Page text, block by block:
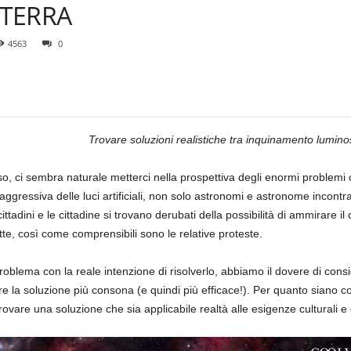
4563 0
Trovare soluzioni realistiche tra inquinamento
ci sembra naturale metterci nella prospettiva degli enormi
delle luci artificiali, non solo astronomi e astronome
e le cittadine si trovano derubati della possibilità di ammirare il
così come comprensibili sono le relative proteste.
con la reale intenzione di risolverlo, abbiamo il dovere di
la soluzione più consona (e quindi più efficace!). Per quanto siano
una soluzione che sia applicabile realtà alle esigenze culturali